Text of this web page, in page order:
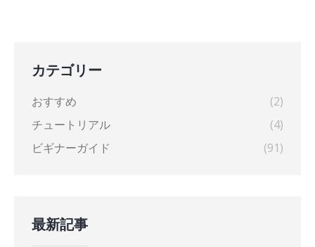
カテゴリー
おすすめ
(2)
チュートリアル
(4)
ビギナーガイド
(91)
最新記事